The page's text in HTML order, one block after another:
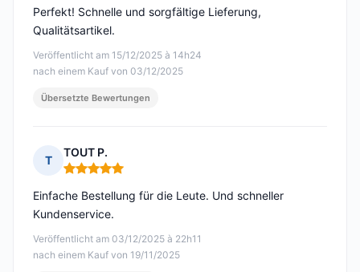
Veröffentlicht am 15/12/2025 à 14h24
nach einem Kauf von 03/12/2025
Perfekt! Schnelle und sorgfältige Lieferung,
Qualitätsartikel.
Übersetzte Bewertungen
T
TOUT P.
Hinweis: 5 von 5
Veröffentlicht am 03/12/2025 à 22h11
nach einem Kauf von 19/11/2025
Einfache Bestellung für die Leute. Und schneller
Kundenservice.